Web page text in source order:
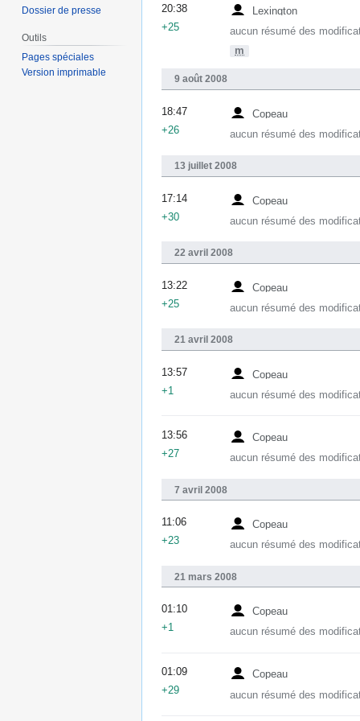
Lexington
aucun résumé des
m
20:38
+25
9 août 2008
Copeau
aucun résumé des
18:47
+26
13 juillet 2008
Copeau
aucun résumé des
17:14
+30
22 avril 2008
Copeau
aucun résumé des
13:22
+25
21 avril 2008
Copeau
aucun résumé des
13:57
+1
Copeau
aucun résumé des
13:56
+27
7 avril 2008
Copeau
aucun résumé des
11:06
+23
21 mars 2008
Copeau
aucun résumé des
01:10
+1
Copeau
aucun résumé des
01:09
+29
Dossier de presse
Outils
Pages spéciales
Version imprimable